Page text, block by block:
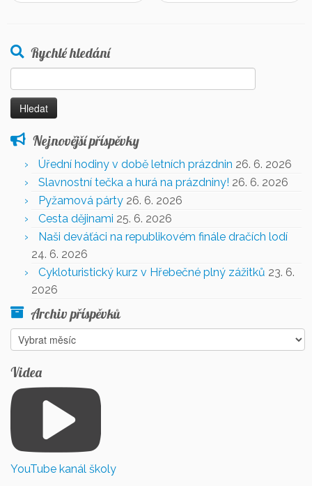
Rychlé hledání
Nejnovější příspěvky
Úřední hodiny v době letních prázdnin 26. 6. 2026
Slavnostní tečka a hurá na prázdniny! 26. 6. 2026
Pyžamová párty 26. 6. 2026
Cesta dějinami 25. 6. 2026
Naši deváťáci na republikovém finále dračích lodí
24. 6. 2026
Cykloturistický kurz v Hřebečné plný zážitků 23. 6.
2026
Archiv příspěvků
Archiv
příspěvků
Videa
YouTube kanál školy